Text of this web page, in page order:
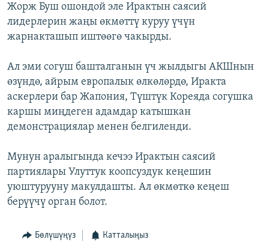
Жорж Буш ошондой эле Ирактын саясий
лидерлерин жаңы өкмөттү куруу үчүн
жарнакташып иштөөгө чакырды.
Ал эми согуш башталганын үч жылдыгы АКШнын
өзүндө, айрым европалык өлкөлөрдө, Иракта
аскерлери бар Жапония, Түштүк Кореяда согушка
каршы миңдеген адамдар катышкан
демонстрациялар менен белгиленди.
Мунун аралыгында кечээ Ирактын саясий
партиялары Улуттук коопсуздук кеңешин
уюштурууну макулдашты. Ал өкмөткө кеңеш
берүүчү орган болот.
Бөлүшүңүз Катталыңыз